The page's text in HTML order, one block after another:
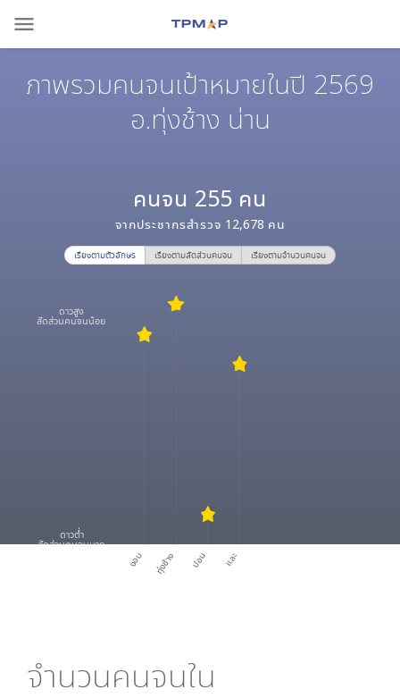
menu
ภาพรวมคนจนเป้าหมายในปี 2569
อ.ทุ่งช้าง น่าน
คนจน 255 คน
จากประชากรสำรวจ 12,678 คน
เรียงตามตัวอักษร เรียงตามสัดส่วนคนจน เรียงตามจำนวนคนจน
งอบ ทุ่งช้าง ปอน และ
ดาวสูง
สัดส่วนคนจนน้อย
ดาวต่ำ
สัดส่วนคนจนมาก
จำนวนคนจนใน